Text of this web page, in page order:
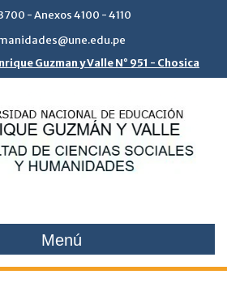
- Anexos 4100 - 4110
Guzman y Valle N° 951 - Chosica
Menú